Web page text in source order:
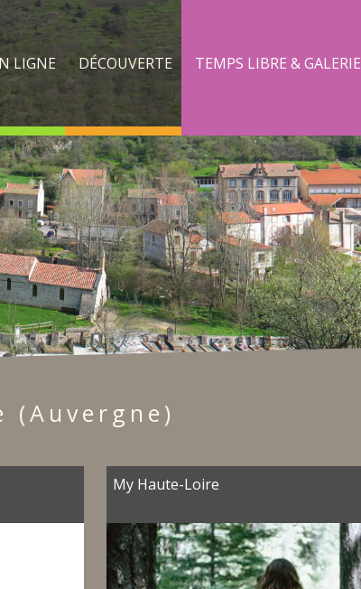
LIGNE DÉCOUVERTE TEMPS LIBRE & GALERIE
(Auvergne)
My Haute-Loire